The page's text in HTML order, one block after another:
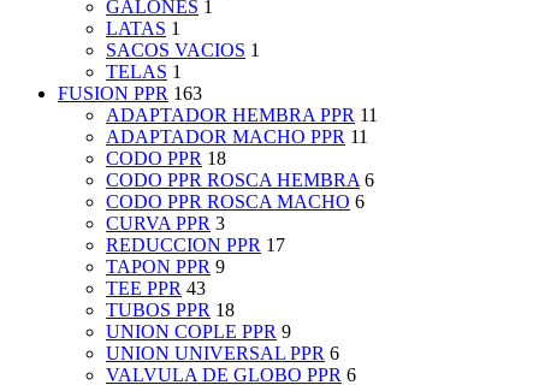
GALONES 1
LATAS 1
SACOS VACIOS 1
TELAS 1
FUSION PPR 163
ADAPTADOR HEMBRA PPR 11
ADAPTADOR MACHO PPR 11
CODO PPR 18
CODO PPR ROSCA HEMBRA 6
CODO PPR ROSCA MACHO 6
CURVA PPR 3
REDUCCION PPR 17
TAPON PPR 9
TEE PPR 43
TUBOS PPR 18
UNION COPLE PPR 9
UNION UNIVERSAL PPR 6
VALVULA DE GLOBO PPR 6